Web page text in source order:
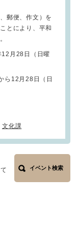
郵便、作文）を
とにより、平和
月28日（日曜
12月28日（日
文化課
イベント検索